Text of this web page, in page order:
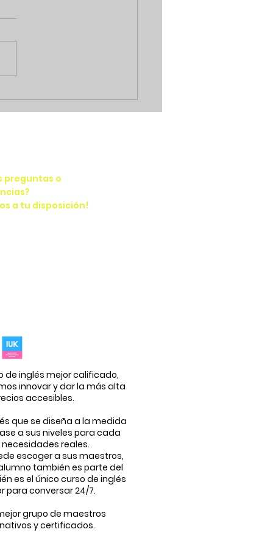
en inglés
preguntas o
a tu disposición!
de inglés mejor calificado,
innovar y dar la más alta
accesibles.
que se diseña a la medida
a sus niveles para cada
reales.
escoger a sus maestros,
también es parte del
es el único curso de inglés
para conversar 24/7.
grupo de maestros
y certificados.